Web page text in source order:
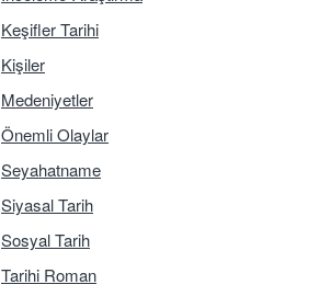
Keşifler Tarihi
Kişiler
Medeniyetler
Önemli Olaylar
Seyahatname
Siyasal Tarih
Sosyal Tarih
Tarihi Roman